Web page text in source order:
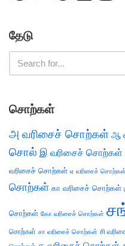
தேடு
சொற்கள்
அ வரிசைச் சொற்கள் ஆ
சொல் இ வரிசைச் சொற்கள்
வரிசைச் சொற்கள் ஏ வரிசைச் சொற்கள்
சொற்கள் கா வரிசைச் சொற்கள்
சொற்கள் கோ வரிசைச் சொற்கள்
சொற்கள் சா வரிசைச் சொற்கள் சி